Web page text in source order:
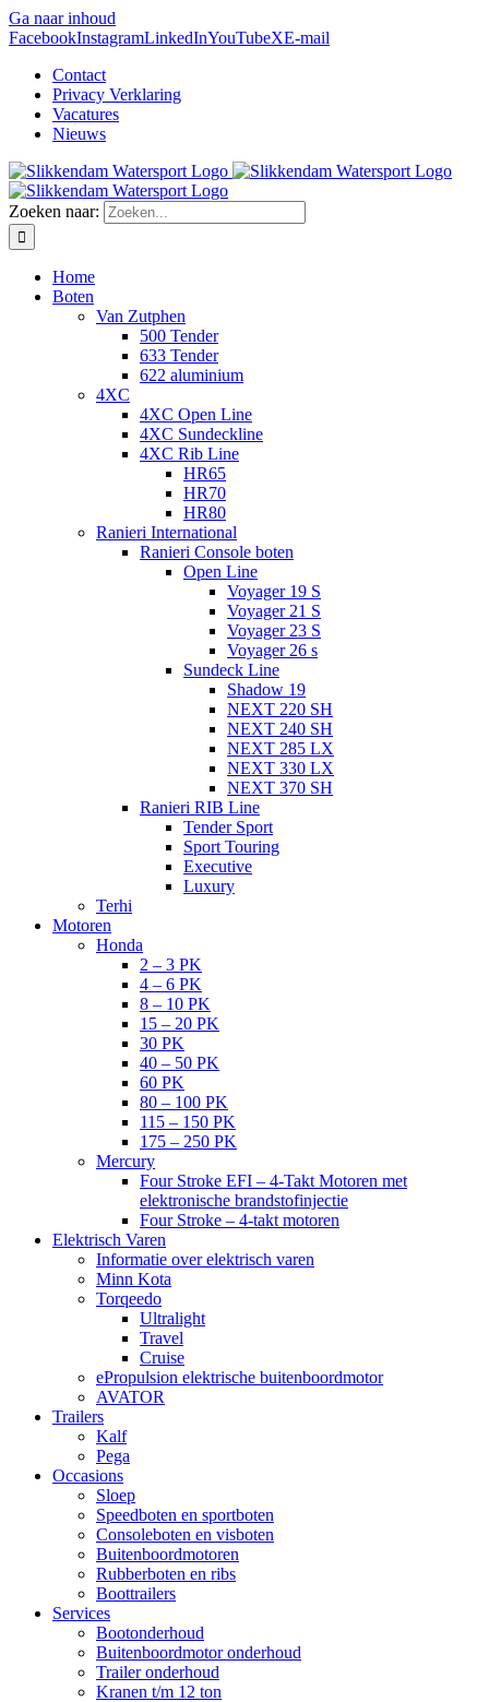
Ga naar inhoud
FacebookInstagramLinkedInYouTubeXE-mail
Contact
Privacy Verklaring
Vacatures
Nieuws
Zoeken naar:
Home
Boten
Van Zutphen
500 Tender
633 Tender
622 aluminium
4XC
4XC Open Line
4XC Sundeckline
4XC Rib Line
HR65
HR70
HR80
Ranieri International
Ranieri Console boten
Open Line
Voyager 19 S
Voyager 21 S
Voyager 23 S
Voyager 26 s
Sundeck Line
Shadow 19
NEXT 220 SH
NEXT 240 SH
NEXT 285 LX
NEXT 330 LX
NEXT 370 SH
Ranieri RIB Line
Tender Sport
Sport Touring
Executive
Luxury
Terhi
Motoren
Honda
2 – 3 PK
4 – 6 PK
8 – 10 PK
15 – 20 PK
30 PK
40 – 50 PK
60 PK
80 – 100 PK
115 – 150 PK
175 – 250 PK
Mercury
Four Stroke EFI – 4-Takt Motoren met
elektronische brandstofinjectie
Four Stroke – 4-takt motoren
Elektrisch Varen
Informatie over elektrisch varen
Minn Kota
Torqeedo
Ultralight
Travel
Cruise
ePropulsion elektrische buitenboordmotor
AVATOR
Trailers
Kalf
Pega
Occasions
Sloep
Speedboten en sportboten
Consoleboten en visboten
Buitenboordmotoren
Rubberboten en ribs
Boottrailers
Services
Bootonderhoud
Buitenboordmotor onderhoud
Trailer onderhoud
Kranen t/m 12 ton